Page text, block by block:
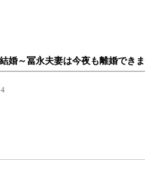
婚～冨永夫妻は今夜も離婚でき